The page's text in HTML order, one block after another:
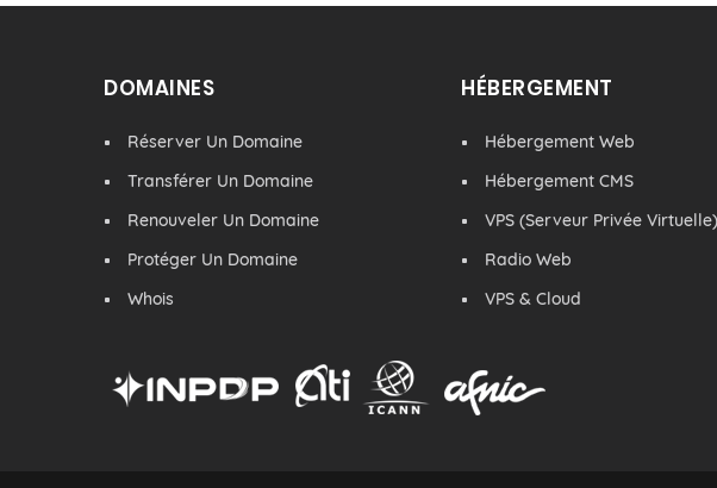
DOMAINES
Réserver Un Domaine
Transférer Un Domaine
Renouveler Un Domaine
Protéger Un Domaine
Whois
HÉBERGEMENT
Hébergement Web
Hébergement CMS
VPS (Serveur Privée Virtuelle)
Radio Web
VPS & Cloud